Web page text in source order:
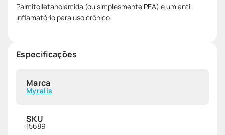
Palmitoiletanolamida (ou simplesmente PEA) é um anti-
inflamatório para uso crônico.
Especificações
Marca
Myralis
SKU
15689